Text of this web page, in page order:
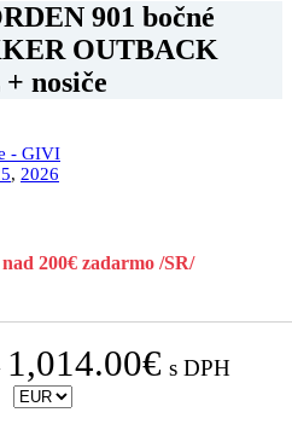
901 bočné
OUTBACK
nosiče
- GIVI
, 2026
200€ zadarmo /SR/
1,014.00€ Price
s DPH